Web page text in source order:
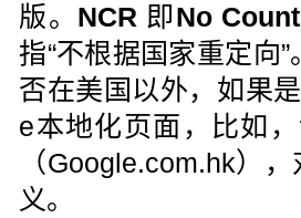
版。 NCR 即No
指“不根据国家重定向
否在美国以外，如果
e本地化页面，比如
（Google.com.hk）
义。